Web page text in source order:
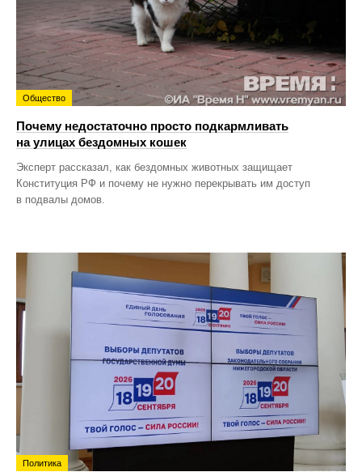
Общество
Почему недостаточно просто подкармливать
на улицах бездомных кошек
Эксперт рассказал, как бездомных животных защищает
Конституция РФ и почему не нужно перекрывать им доступ
в подвалы домов.
Политика